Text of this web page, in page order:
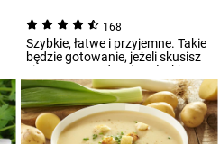
168
Szybkie, łatwe i przyjemne. Takie
będzie gotowanie, jeżeli skusisz
się na przyrządzenie sałatki g...